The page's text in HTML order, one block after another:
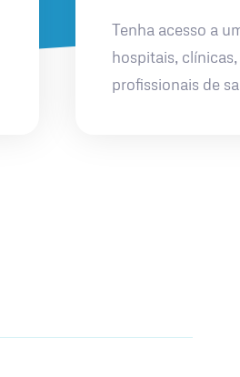
Tenha acesso a
hospitais,
profissionais de